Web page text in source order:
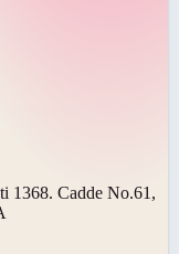
1368. Cadde No.61,